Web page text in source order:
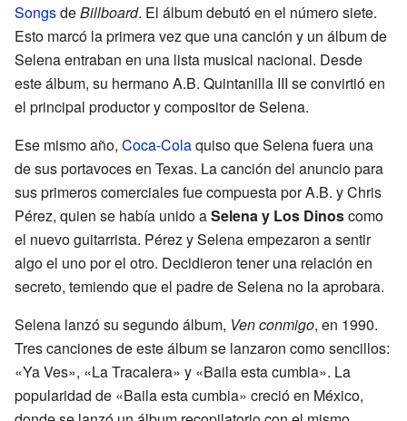
SongsdeBillboard. El álbum debutó en el número siete.
Esto marcó la primera vez que una canción y un álbum de
Selena entraban en una lista musical nacional. Desde
este álbum, su hermano A.B. Quintanilla III se convirtió en
el principal productor y compositor de Selena.
Ese mismo año, Coca-Colaquiso que Selena fuera una
de sus portavoces en Texas. La canción del anuncio para
sus primeros comerciales fue compuesta por A.B. y Chris
Pérez, quien se había unido aSelena y Los Dinoscomo
el nuevo guitarrista. Pérez y Selena empezaron a sentir
algo el uno por el otro. Decidieron tener una relación en
secreto, temiendo que el padre de Selena no la aprobara.
Selena lanzó su segundo álbum, Ven conmigo, en 1990.
Tres canciones de este álbum se lanzaron como sencillos:
«Ya Ves», «La Tracalera» y «Baila esta cumbia». La
popularidad de «Baila esta cumbia» creció en México,